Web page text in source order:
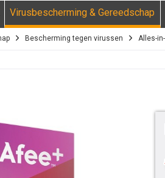
Virusbescherming & Gereedschap
Bescherming tegen virussen Alles-